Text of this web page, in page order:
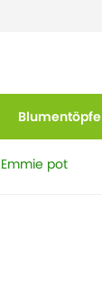
Blumentöpfe
Emmie pot